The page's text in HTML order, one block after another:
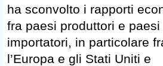
ha sconvolto i rapporti
fra paesi produttori e paesi
importatori, in particolare
l’Europa e gli Stati Uniti e